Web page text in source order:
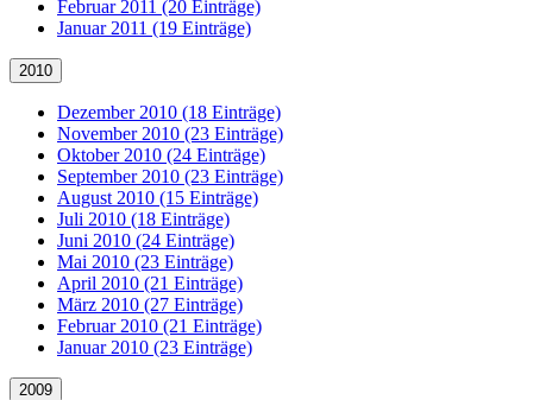
Februar 2011 (20 Einträge)
Januar 2011 (19 Einträge)
2010
Dezember 2010 (18 Einträge)
November 2010 (23 Einträge)
Oktober 2010 (24 Einträge)
September 2010 (23 Einträge)
August 2010 (15 Einträge)
Juli 2010 (18 Einträge)
Juni 2010 (24 Einträge)
Mai 2010 (23 Einträge)
April 2010 (21 Einträge)
März 2010 (27 Einträge)
Februar 2010 (21 Einträge)
Januar 2010 (23 Einträge)
2009